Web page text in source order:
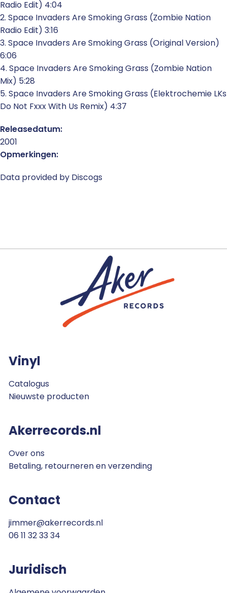
Radio Edit) 4:04
2. Space Invaders Are Smoking Grass (Zombie Nation
Radio Edit) 3:16
3. Space Invaders Are Smoking Grass (Original Version)
6:06
4. Space Invaders Are Smoking Grass (Zombie Nation
Mix) 5:28
5. Space Invaders Are Smoking Grass (Elektrochemie LKs
Do Not Fxxx With Us Remix) 4:37
Releasedatum:
2001
Opmerkingen:
Data provided by Discogs
Vinyl
Catalogus
Nieuwste producten
Akerrecords.nl
Over ons
Betaling, retourneren en verzending
Contact
jimmer@akerrecords.nl
06 11 32 33 34
Juridisch